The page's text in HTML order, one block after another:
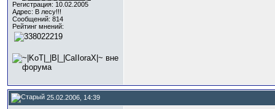
Регистрация: 10.02.2005
Адрес: В лесу!!!
Сообщений: 814
Рейтинг мнений:
25.02.2006, 14:39